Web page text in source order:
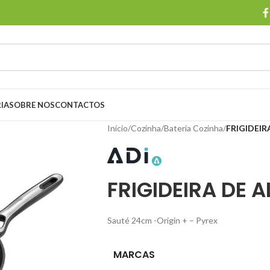
SOBRE NOSCONTACTOS
Início/Cozinha/Bateria Cozinha/
FRIGIDEIRA DE
Sauté 24cm -Origin + – Pyrex
MARCAS